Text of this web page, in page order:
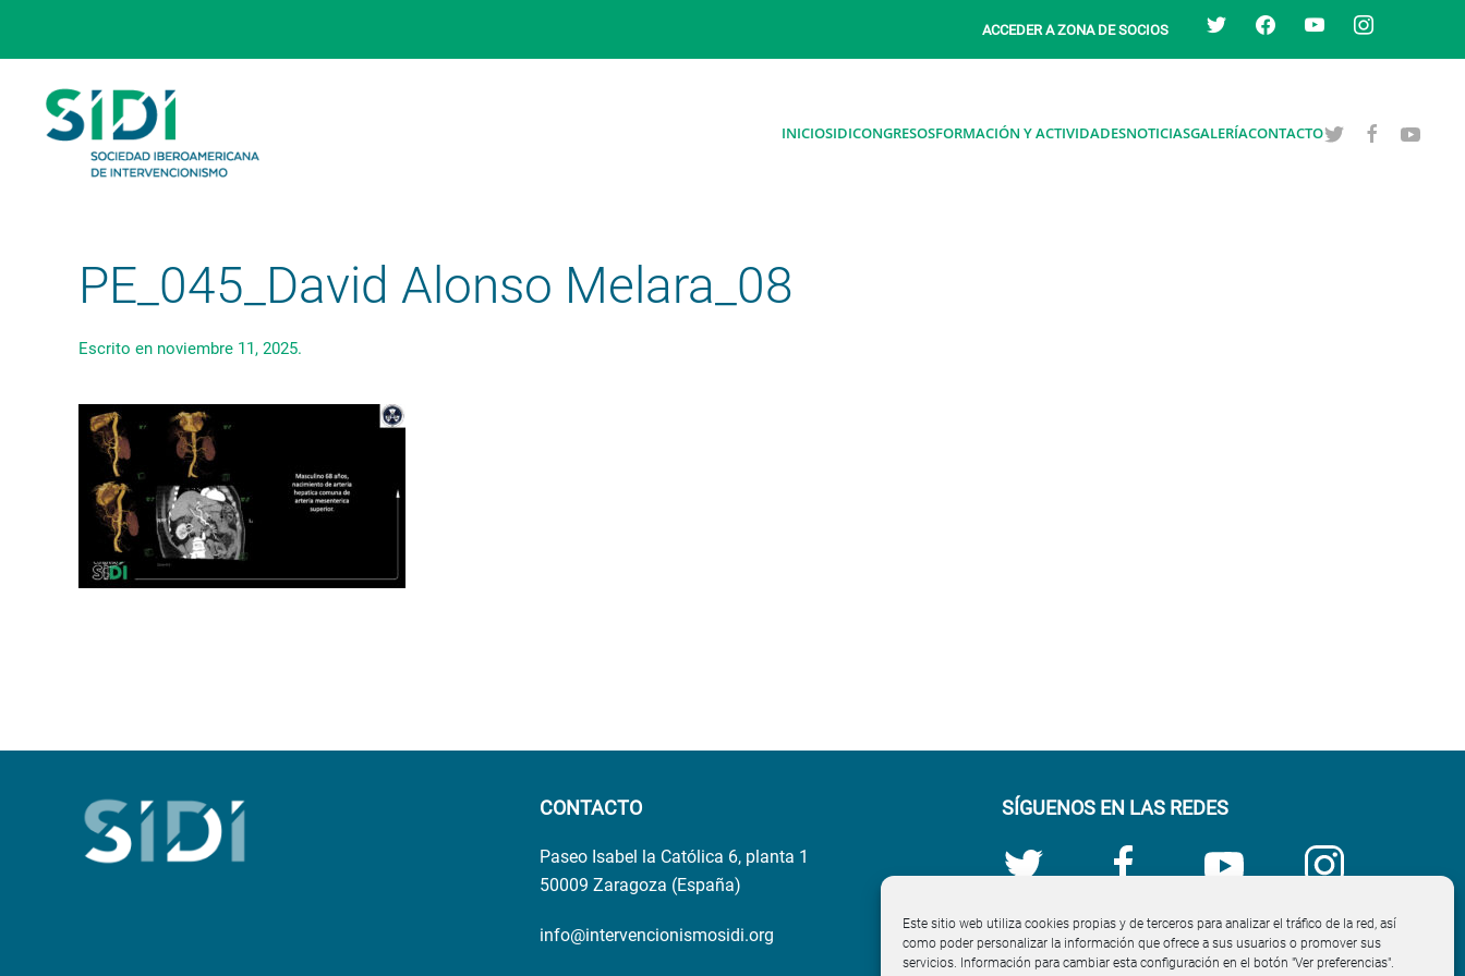
Este sitio web utiliza cookies propias y de terceros para analizar el tráfico de la red, así
como poder personalizar la información que ofrece a sus usuarios o promover sus
servicios. Información para cambiar esta configuración en el botón "Ver preferencias".
Skip to main content
ACCEDER A ZONA DE SOCIOS
twitter facebook youtube instagram
INICIOSIDICONGRESOSFORMACIÓN Y ACTIVIDADESNOTICIASGALERÍACONTACTO
PE_045_David Alonso Melara_08
Escrito en noviembre 11, 2025.
CONTACTO
Paseo Isabel la Católica 6, planta 1
50009 Zaragoza (España)
info@intervencionismosidi.org
SÍGUENOS EN LAS REDES